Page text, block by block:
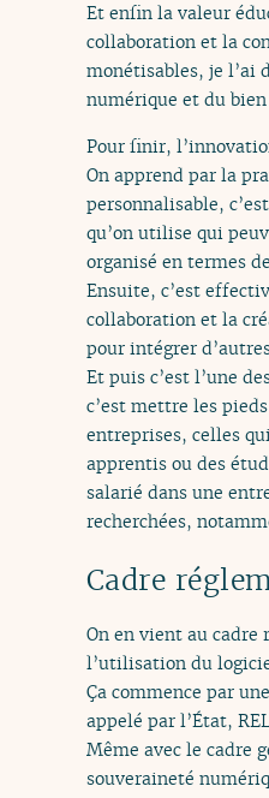
Et enfin la valeur
collaboration et la
monétisables, je l’ai
numérique et du
Pour finir,
On apprend par la
personnalisable,
qu’on utilise qui
organisé en termes
Ensuite, c’est
collaboration et la
pour intégrer
Et puis c’est l’une
c’est mettre les
entreprises, celles
apprentis ou des
salarié dans une
recherchées,
Cadre
On en vient au cadre
l’utilisation du
Ça commence par
appelé par l’État,
Même avec le cadre
souveraineté